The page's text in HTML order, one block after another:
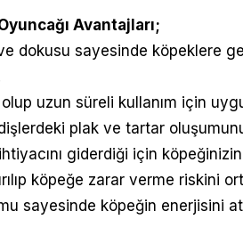
Avantajları;
dokusu sayesinde köpeklere
uzun süreli kullanım için
plak ve tartar
giderdiği için
köpeğe zarar verme riskini
sayesinde köpeğin enerjisini